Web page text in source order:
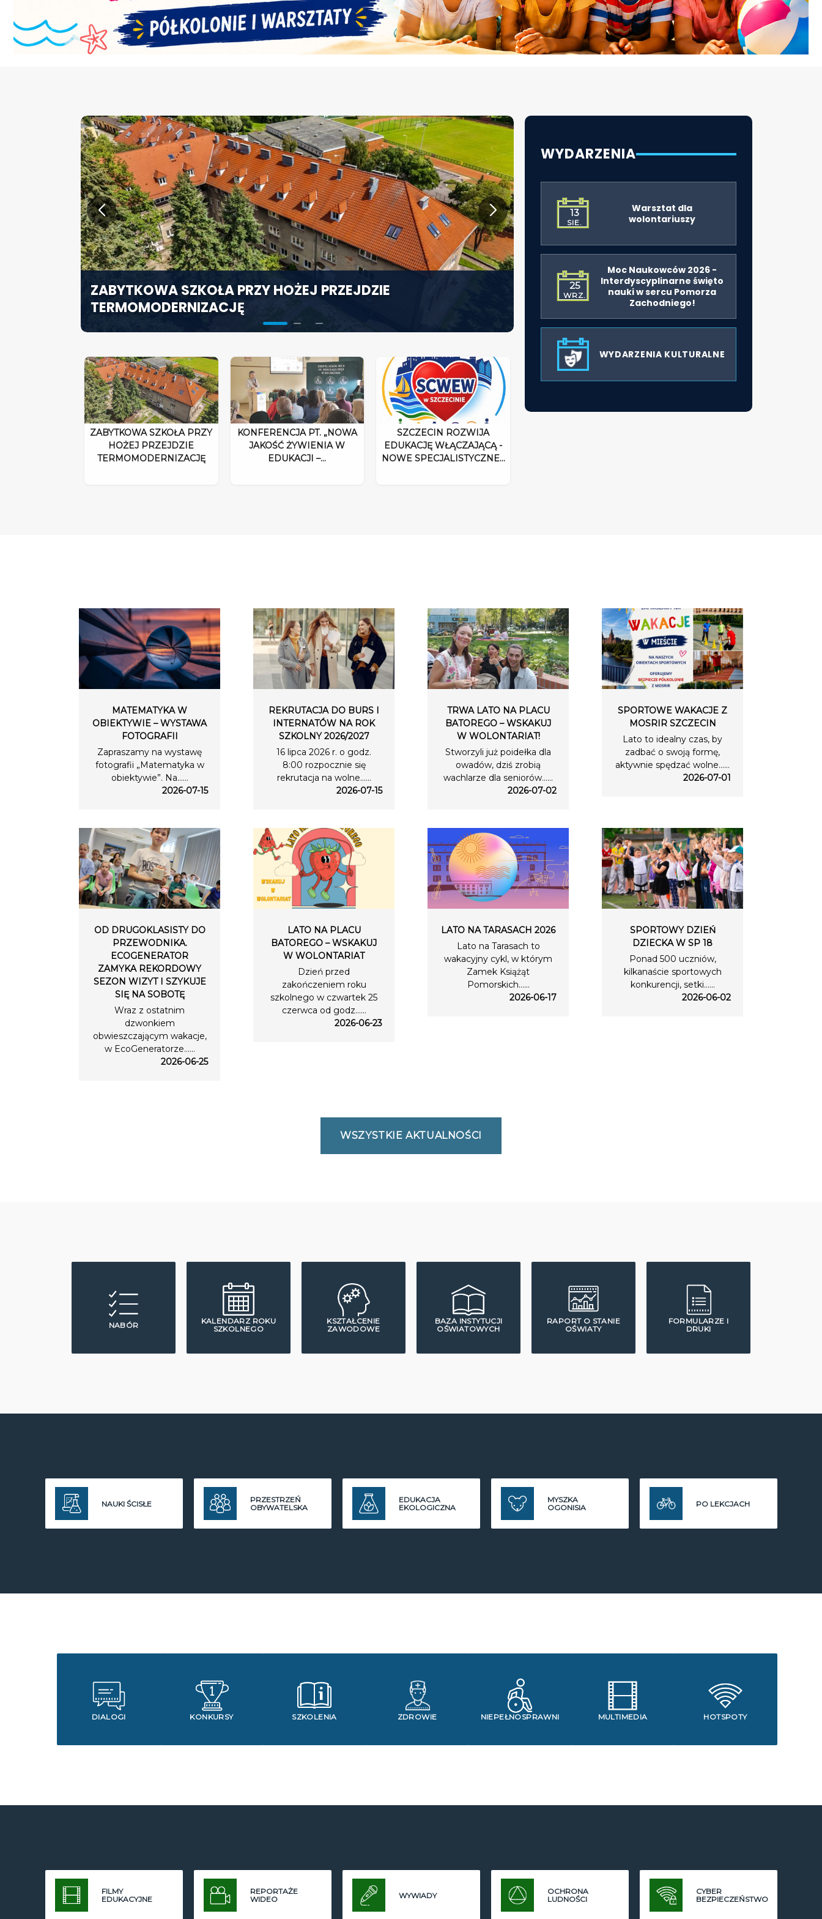
ZABYTKOWA SZKOŁA PRZY HOŻEJ PRZEJDZIE
TERMOMODERNIZACJĘ
KONFERENCJA PT. „NOWA JAKOŚĆ ŻYWIENIA W EDUKACJI –
ODPOWIEDZIALNOŚĆ DYREKTORA W ŚWIETLE
ROZPORZĄDZENIA 2026”
SZCZECIN ROZWIJA EDUKACJĘ WŁĄCZAJĄCĄ - NOWE
SPECJALISTYCZNE CENTRUM ROZPOCZYNA DZIAŁALNOŚĆ
ZABYTKOWA SZKOŁA PRZY
HOŻEJ PRZEJDZIE
TERMOMODERNIZACJĘ
KONFERENCJA PT. „NOWA
JAKOŚĆ ŻYWIENIA W
EDUKACJI –…
SZCZECIN ROZWIJA
EDUKACJĘ WŁĄCZAJĄCĄ -
NOWE SPECJALISTYCZNE…
WYDARZENIA
13
SIE.
Warsztat dla
wolontariuszy
25
WRZ.
Moc Naukowców 2026 -
Interdyscyplinarne święto
nauki w sercu Pomorza
Zachodniego!
WYDARZENIA KULTURALNE
MATEMATYKA W
OBIEKTYWIE – WYSTAWA
FOTOGRAFII
Zapraszamy na wystawę
fotografii „Matematyka w
obiektywie”. Na…...
2026-07-15
REKRUTACJA DO BURS I
INTERNATÓW NA ROK
SZKOLNY 2026/2027
16 lipca 2026 r. o godz.
8:00 rozpocznie się
rekrutacja na wolne…...
2026-07-15
TRWA LATO NA PLACU
BATOREGO – WSKAKUJ
W WOLONTARIAT!
Stworzyli już poidełka dla
owadów, dziś zrobią
wachlarze dla seniorów…...
2026-07-02
SPORTOWE WAKACJE Z
MOSRIR SZCZECIN
Lato to idealny czas, by
zadbać o swoją formę,
aktywnie spędzać wolne…...
2026-07-01
OD DRUGOKLASISTY DO
PRZEWODNIKA.
ECOGENERATOR
ZAMYKA REKORDOWY
SEZON WIZYT I SZYKUJE
SIĘ NA SOBOTĘ
Wraz z ostatnim
dzwonkiem
obwieszczającym wakacje,
w EcoGeneratorze…...
2026-06-25
LATO NA PLACU
BATOREGO – WSKAKUJ
W WOLONTARIAT
Dzień przed
zakończeniem roku
szkolnego w czwartek 25
czerwca od godz…...
2026-06-23
LATO NA TARASACH 2026
Lato na Tarasach to
wakacyjny cykl, w którym
Zamek Książąt
Pomorskich…...
2026-06-17
SPORTOWY DZIEŃ
DZIECKA W SP 18
Ponad 500 uczniów,
kilkanaście sportowych
konkurencji, setki…...
2026-06-02
WSZYSTKIE AKTUALNOŚCI
NABÓR
KALENDARZ ROKU
SZKOLNEGO
KSZTAŁCENIE
ZAWODOWE
BAZA INSTYTUCJI
OŚWIATOWYCH
RAPORT O STANIE
OŚWIATY
FORMULARZE I
DRUKI
NAUKI ŚCISŁE
PRZESTRZEŃ
OBYWATELSKA
EDUKACJA
EKOLOGICZNA
MYSZKA
OGONISIA
PO LEKCJACH
DIALOGI KONKURSY SZKOLENIA ZDROWIE NIEPEŁNOSPRAWNI MULTIMEDIA HOTSPOTY
FILMY
EDUKACYJNE
REPORTAŻE
WIDEO
WYWIADY
OCHRONA
LUDNOŚCI
CYBER
BEZPIECZEŃSTWO